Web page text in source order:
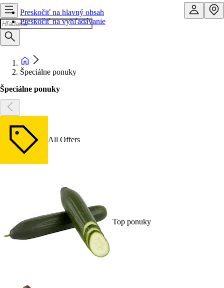
Preskočiť na hlavný obsah
Preskočiť na vyhľadávanie
Špeciálne ponuky
Špeciálne ponuky
All Offers
Top ponuky